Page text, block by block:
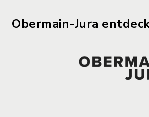
Obermain-Jura